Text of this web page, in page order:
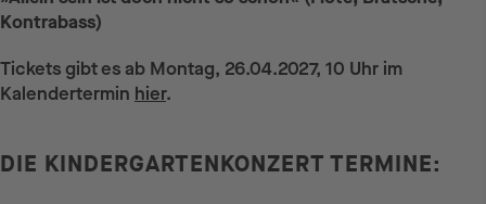
Kontrabass)
Tickets gibt es ab Montag, 26.04.2027, 10 Uhr im
Kalendertermin hier.
DIE KINDERGARTENKONZERT TERMINE: